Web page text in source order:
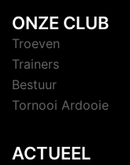
ONZE CLUB
Troeven
Trainers
Bestuur
Tornooi Ardooie
ACTUEEL